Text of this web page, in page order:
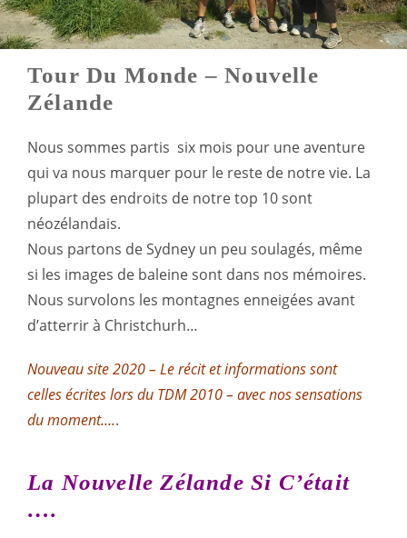
Tour Du Monde – Nouvelle
Zélande
Nous sommes partis six mois pour une aventure
qui va nous marquer pour le reste de notre vie. La
plupart des endroits de notre top 10 sont
néozélandais.
Nous partons de Sydney un peu soulagés, même
si les images de baleine sont dans nos mémoires.
Nous survolons les montagnes enneigées avant
d’atterrir à Christchurh…
Nouveau site 2020 – Le récit et informations sont
celles écrites lors du TDM 2010 – avec nos sensations
du moment…..
La Nouvelle Zélande Si C’était
….